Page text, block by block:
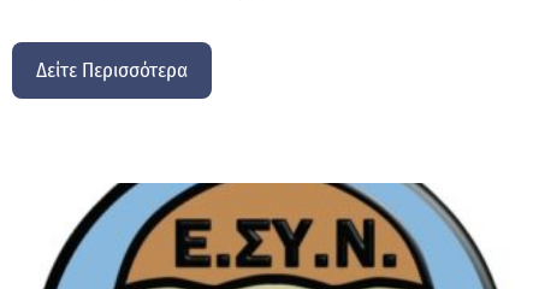
Δείτε Περισσότερα